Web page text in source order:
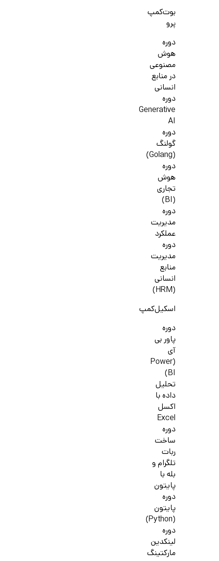
بوت‌کمپ
پرو
دوره
هوش
مصنوعی
در منابع
انسانی
دوره
Generative
AI
دوره
گولنگ
(Golang)
دوره
هوش
تجاری
(BI)
دوره
مدیریت
عملکرد
دوره
مدیریت
منابع
انسانی
(HRM)
اسکیل‌کمپ
دوره
پاور بی
آی
(Power
BI)
تحلیل
داده با
اکسل
Excel
دوره
ساخت
ربات
تلگرام و
بله با
پایتون
دوره
پایتون
(Python)
دوره
لینکدین
مارکتینگ